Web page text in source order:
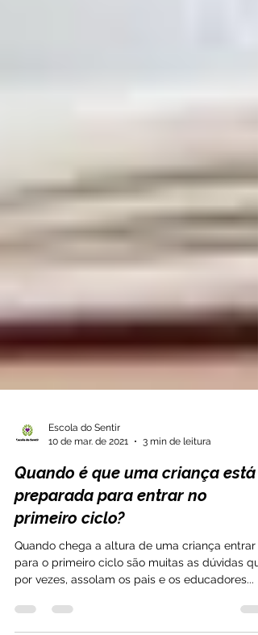
Escola do Sentir
10 de mar. de 2021
3 min de leitura
Quando é que uma criança está
preparada para entrar no
primeiro ciclo?
para o primeiro ciclo são muitas as dúvidas
por vezes, assolam os pais e os educadores...